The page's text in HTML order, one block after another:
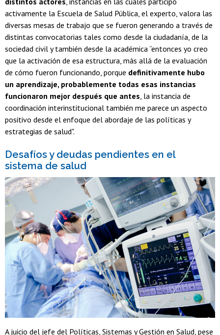
activamente la Escuela de Salud Pública, el experto, valora las
diversas mesas de trabajo que se fueron generando a través de
distintas convocatorias tales como desde la ciudadanía, de la
sociedad civil y también desde la académica “entonces yo creo
que la activación de esa estructura, más allá de la evaluación
de cómo fueron funcionando, porque definitivamente hubo
un aprendizaje, probablemente todas esas instancias
funcionaron mejor después que antes, la instancia de
coordinación interinstitucional también me parece un aspecto
positivo desde el enfoque del abordaje de las políticas y
estrategias de salud".
Desafíos y deudas pendientes en el
sistema de salud
A juicio del jefe del Políticas, Sistemas y Gestión en Salud, pese